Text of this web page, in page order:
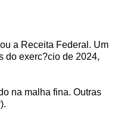
a Receita Federal. Um
do exerc?cio de 2024,
na malha fina. Outras